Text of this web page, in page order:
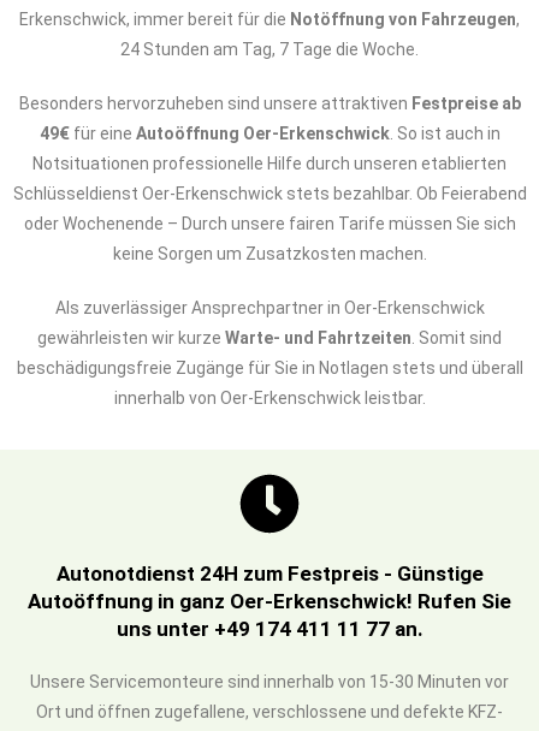
Erkenschwick, immer bereit für die Notöffnung von Fahrzeugen,
24 Stunden am Tag, 7 Tage die Woche.
Besonders hervorzuheben sind unsere attraktiven Festpreise ab
49€für eine Autoöffnung Oer-Erkenschwick. So ist auch in
Notsituationen professionelle Hilfe durch unseren etablierten
Schlüsseldienst Oer-Erkenschwick stets bezahlbar. Ob Feierabend
oder Wochenende – Durch unsere fairen Tarife müssen Sie sich
keine Sorgen um Zusatzkosten machen.
Als zuverlässiger Ansprechpartner in Oer-Erkenschwick
gewährleisten wir kurze Warte- und Fahrtzeiten . Somit sind
beschädigungsfreie Zugänge für Sie in Notlagen stets und überall
innerhalb von Oer-Erkenschwick leistbar.
Autonotdienst 24H zum Festpreis - Günstige
Autoöffnung in ganz Oer-Erkenschwick! Rufen Sie
uns unter +49 174 411 11 77 an.
Unsere Servicemonteure sind innerhalb von 15-30 Minuten vor
Ort und öffnen zugefallene, verschlossene und defekte KFZ-